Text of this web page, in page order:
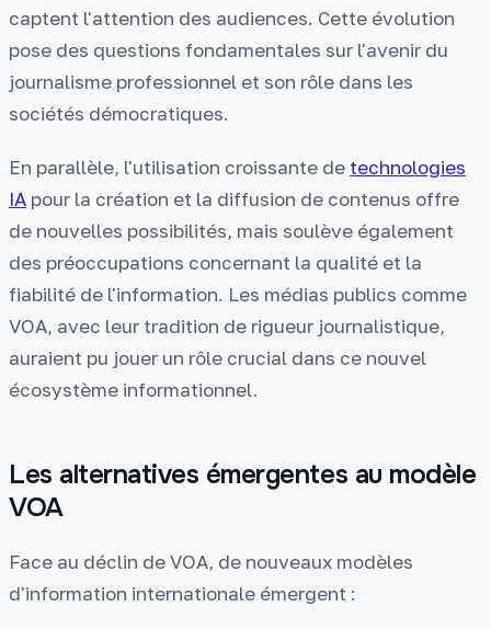
captent l'attention des audiences. Cette évolution
pose des questions fondamentales sur l'avenir du
journalisme professionnel et son rôle dans les
sociétés démocratiques.
En parallèle, l'utilisation croissante de technologies
IA pour la création et la diffusion de contenus offre
de nouvelles possibilités, mais soulève également
des préoccupations concernant la qualité et la
fiabilité de l'information. Les médias publics comme
VOA, avec leur tradition de rigueur journalistique,
auraient pu jouer un rôle crucial dans ce nouvel
écosystème informationnel.
Les alternatives émergentes au modèle
VOA
Face au déclin de VOA, de nouveaux modèles
d'information internationale émergent :